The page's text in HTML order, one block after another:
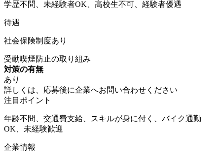
学歴不問、未経験者OK、高校生不可、経験者優遇
待遇
社会保険制度あり
受動喫煙防止の取り組み
対策の有無
あり
詳しくは、応募後に企業へお問い合わせください
注目ポイント
年齢不問、交通費支給、スキルが身に付く、バイク通勤
OK、未経験歓迎
企業情報